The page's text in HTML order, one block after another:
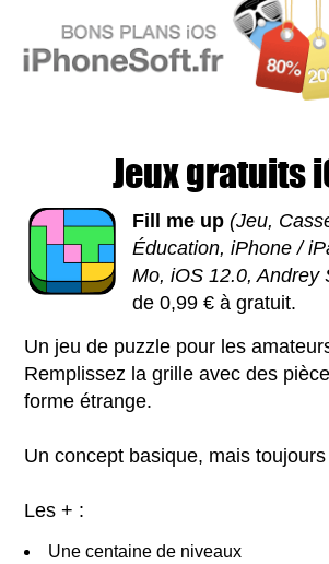
Jeux gratuits
Fill me up (Jeu,
Éducation, iPhone /
Mo, iOS 12.0, Andrey
de 0,99 € à gratuit.
Un jeu de puzzle pour les
Remplissez la grille avec des
forme étrange.
Un concept basique, mais
Les + :
Une centaine de niveaux